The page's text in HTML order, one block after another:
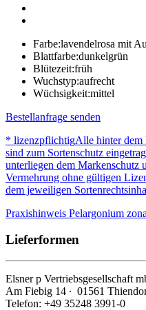
Farbe:lavendelrosa mit
Blattfarbe:dunkelgrün
Blütezeit:früh
Wuchstyp:aufrecht
Wüchsigkeit:mittel
Bestellanfrage senden
* lizenzpflichtigAlle hinter dem
sind zum Sortenschutz
unterliegen dem
Vermehrung ohne gültigen
dem jeweiligen
Praxishinweis Pelargonium
Lieferformen
Elsnerp Vertriebsgesellschaft
Am Fiebig 14 ∙ 01561
Telefon: +49 35248 3991-0